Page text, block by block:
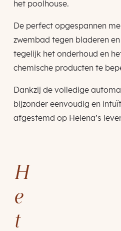
het poolhouse.
De perfect opgespannen
zwembad tegen bladeren
tegelijk het onderhoud en
chemische producten te
Dankzij de volledige
bijzonder eenvoudig en
afgestemd op Helena’s
H
e
t